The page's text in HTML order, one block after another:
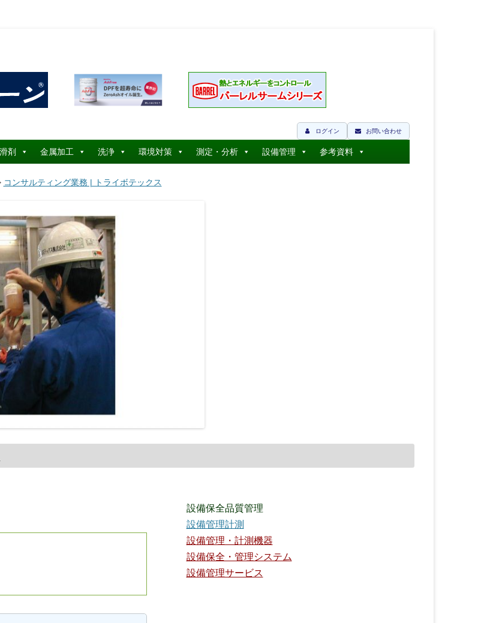
お問い合わせ
ログイン
コ
ン
テ
ン
へ
プ
剤 金属加工 洗浄 環境対策 測定・分析 設備管理 参考資料
コンサルティング業務 | トライボテックス
設備保全品質管理
設備管理計測
設備管理・計測機器
設備保全・管理システム
設備管理サービス